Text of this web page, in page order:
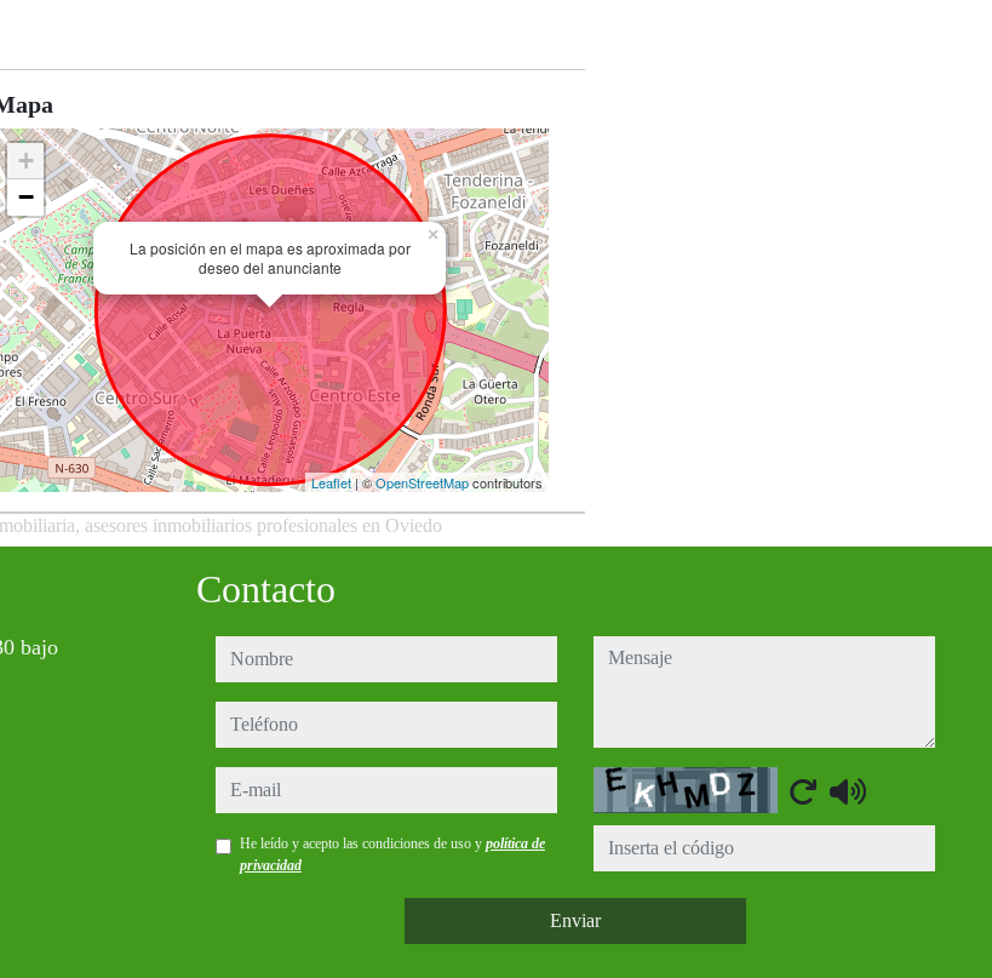
La posición en el mapa es aproximada por
deseo del anunciante
×
+
−
Leaflet| ©OpenStreetMapcontributors
asesores inmobiliarios profesionales en Oviedo
bajo
Contacto
nombre
teléfono
e-mail
He leído y acepto las condiciones de uso y política de
privacidad
mensaje
Captcha
Enviar